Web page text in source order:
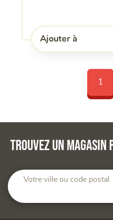
Ajouter à
l'une de mes listes.
1
Trouvez un magasin
Votre ville ou code postal